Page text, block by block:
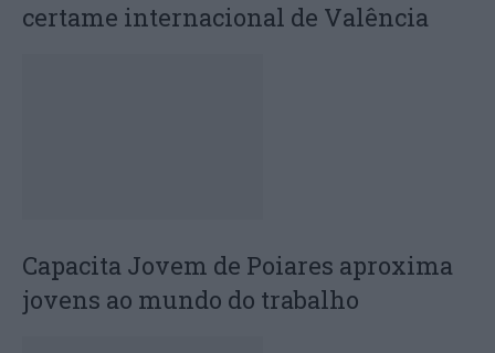
certame internacional de Valência
Capacita Jovem de Poiares aproxima
jovens ao mundo do trabalho